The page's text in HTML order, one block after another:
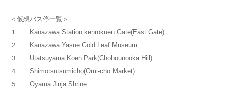
＜仮想バス停一覧＞
１ Kanazawa Station kenrokuen Gate(East Gate)
２ Kanazawa Yasue Gold Leaf Museum
３ Utatsuyama Koen Park(Chobounooka Hill)
４ Shimotsutsumicho(Omi-cho Market)
５ Oyama Jinja Shrine